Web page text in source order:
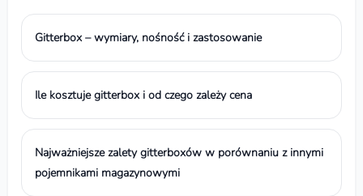
Gitterbox – wymiary, nośność i zastosowanie
Ile kosztuje gitterbox i od czego zależy cena
Najważniejsze zalety gitterboxów w porównaniu z innymi
pojemnikami magazynowymi